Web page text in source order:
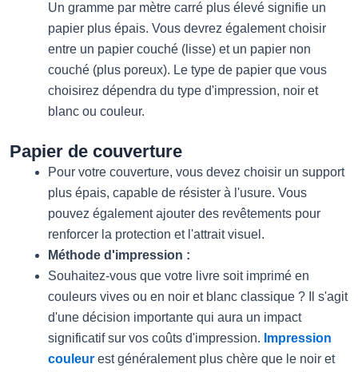
Un gramme par mètre carré plus élevé signifie un
papier plus épais. Vous devrez également choisir
entre un papier couché (lisse) et un papier non
couché (plus poreux). Le type de papier que vous
choisirez dépendra du type d'impression, noir et
blanc ou couleur.
Papier de couverture
Pour votre couverture, vous devez choisir un support
plus épais, capable de résister à l'usure. Vous
pouvez également ajouter des revêtements pour
renforcer la protection et l'attrait visuel.
Méthode d'impression :
Souhaitez-vous que votre livre soit imprimé en
couleurs vives ou en noir et blanc classique ? Il s'agit
d'une décision importante qui aura un impact
significatif sur vos coûts d'impression. Impression
couleur est généralement plus chère que le noir et